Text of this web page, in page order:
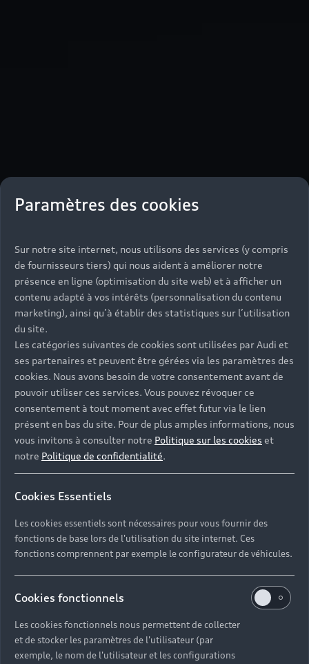
Paramètres des cookies
Sur notre site internet, nous utilisons des services (y compris
de fournisseurs tiers) qui nous aident à améliorer notre
présence en ligne (optimisation du site web) et à afficher un
contenu adapté à vos intérêts (personnalisation du contenu
marketing), ainsi qu’à établir des statistiques sur l’utilisation
du site.
Les catégories suivantes de cookies sont utilisées par Audi et
ses partenaires et peuvent être gérées via les paramètres des
cookies. Nous avons besoin de votre consentement avant de
pouvoir utiliser ces services. Vous pouvez révoquer ce
consentement à tout moment avec effet futur via le lien
présent en bas du site. Pour de plus amples informations, nous
vous invitons à consulter notre Politique sur les cookies et
notre Politique de confidentialité.
Cookies Essentiels
Les cookies essentiels sont nécessaires pour vous fournir des
fonctions de base lors de l'utilisation du site internet. Ces
fonctions comprennent par exemple le configurateur de véhicules.
Cookies fonctionnels
Les cookies fonctionnels nous permettent de collecter
et de stocker les paramètres de l'utilisateur (par
exemple, le nom de l'utilisateur et les configurations